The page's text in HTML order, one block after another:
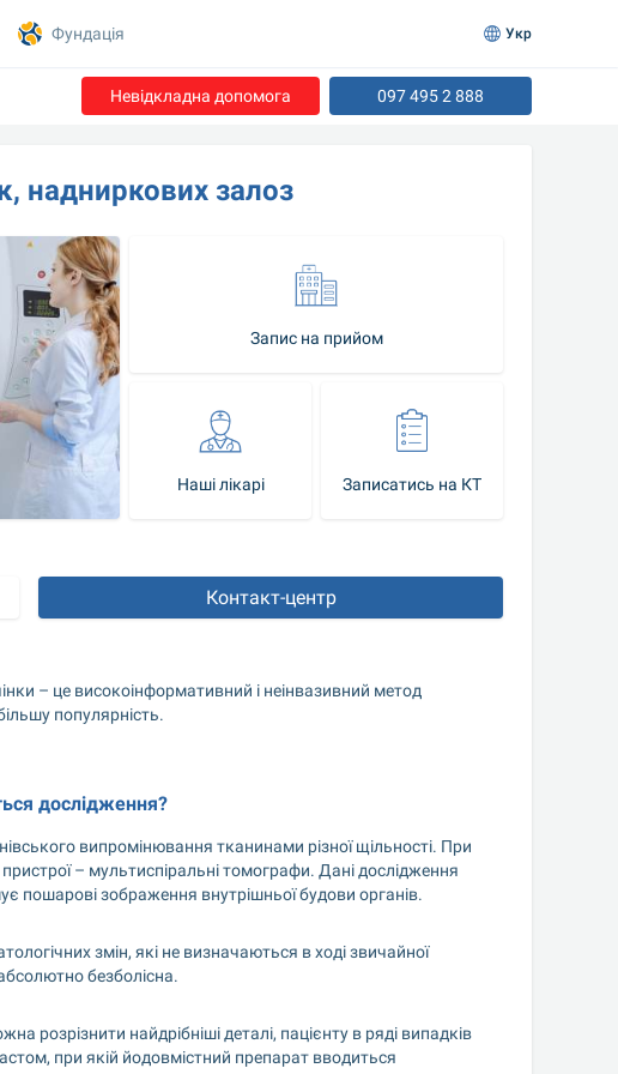
Невідкладна допомога 097 495 2 888
надниркових залоз
Запис на прийом
Наші лікарі Записатись на КТ
Контакт-центр
– це високоінформативний і неінвазивний метод
популярність.
дослідження?
випромінювання тканинами різної щільності. При
– мультиспіральні томографи. Дані дослідження
пошарові зображення внутрішньої будови органів.
змін, які не визначаються в ході звичайної
безболісна.
розрізнити найдрібніші деталі, пацієнту в ряді випадків
при якій йодовмістний препарат вводиться
Фундація Укр